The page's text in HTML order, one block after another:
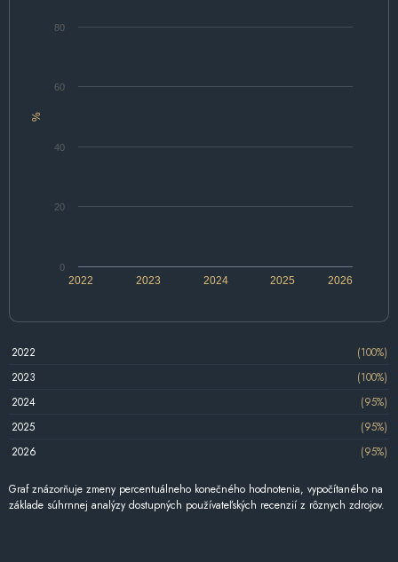
%
2022 2024 2026
2023 2025
0
20
40
60
80
2022
(100%)
2023
(100%)
2024
(95%)
2025
(95%)
2026
(95%)
Graf znázorňuje zmeny percentuálneho konečného hodnotenia, vypočítaného na
základe súhrnnej analýzy dostupných používateľských recenzií z rôznych zdrojov.